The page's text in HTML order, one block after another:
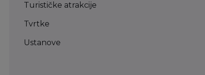
Turističke atrakcije
Tvrtke
Ustanove